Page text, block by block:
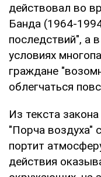
действовал во
Банда (1964-
последствий", а
условиях
граждане
облегчаться
Из текста
"Порча воздуха"
портит
действия